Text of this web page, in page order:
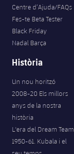
Centre d’Ajuda/FAQs
Fes-te Beta Tester
Black Friday
Nadal Barça
Història
Un nou horitzó
2008-20 Els millors
anys de la nostra
història
L'era del Dream Team
1950-61. Kubala i el